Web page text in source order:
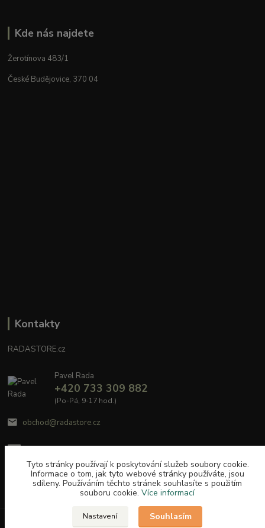
Kde nás najdete
Žerotínova 483/1
České Budějovice, 370 04
Kontakty
RADASTORE.cz
Pavel Rada
+420 733 309 882
(Po-Pá, 9-17 hod.)
obchod@radastore.cz
Upravit sběr cookies.
Tyto stránky používají k poskytování služeb soubory cookie.
Informace o tom, jak tyto webové stránky používáte, jsou
sdíleny. Používáním těchto stránek souhlasíte s použitím
souboru cookie. Více informací
Nastavení Souhlasím